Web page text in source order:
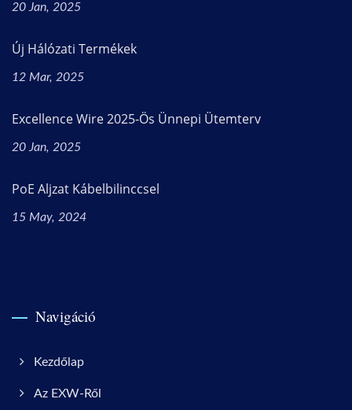
20 Jan, 2025
Új Hálózati Termékek
12 Mar, 2025
Excellence Wire 2025-Ös Ünnepi Ütemterv
20 Jan, 2025
PoE Aljzat Kábelbilinccsel
15 May, 2024
Navigáció
Kezdőlap
Az EXW-Ről